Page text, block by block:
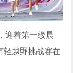
迎着第一缕晨
轻越野挑战赛在